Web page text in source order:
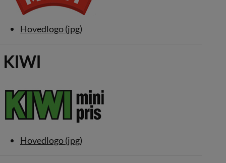
Hovedlogo (jpg)
KIWI
Hovedlogo (jpg)